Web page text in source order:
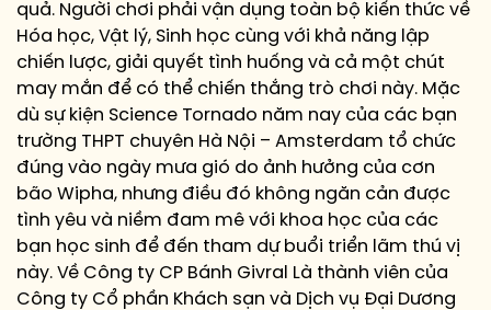
quả. Người chơi phải vận dụng toàn bộ kiến thức về
Hóa học, Vật lý, Sinh học cùng với khả năng lập
chiến lược, giải quyết tình huống và cả một chút
may mắn để có thể chiến thắng trò chơi này. Mặc
dù sự kiện Science Tornado năm nay của các bạn
trường THPT chuyên Hà Nội – Amsterdam tổ chức
đúng vào ngày mưa gió do ảnh hưởng của cơn
bão Wipha, nhưng điều đó không ngăn cản được
tình yêu và niềm đam mê với khoa học của các
bạn học sinh để đến tham dự buổi triển lãm thú vị
này. Về Công ty CP Bánh Givral Là thành viên của
Công ty Cổ phần Khách sạn và Dịch vụ Đại Dương